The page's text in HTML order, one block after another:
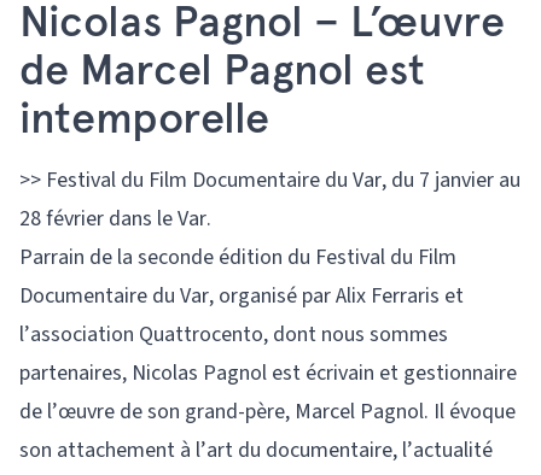
Nicolas Pagnol – L’œuvre
de Marcel Pagnol est
intemporelle
>> Festival du Film Documentaire du Var, du 7 janvier au
28 février dans le Var.
Parrain de la seconde édition du Festival du Film
Documentaire du Var, organisé par Alix Ferraris et
l’association Quattrocento, dont nous sommes
partenaires, Nicolas Pagnol est écrivain et gestionnaire
de l’œuvre de son grand-père, Marcel Pagnol. Il évoque
son attachement à l’art du documentaire, l’actualité